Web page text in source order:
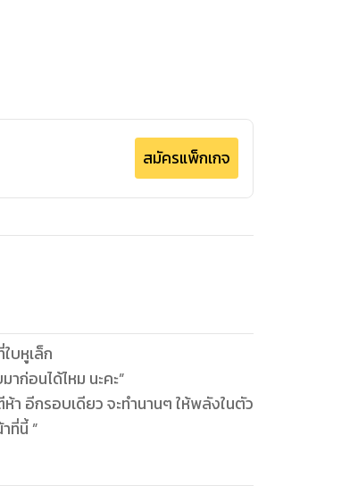
สมัครแพ็กเกจ
บหูเล็ก
ก่อนได้ไหม นะคะ”
ห้า อีกรอบเดียว จะทำนานๆ ให้พลังในตัว
ที่นี้ ”